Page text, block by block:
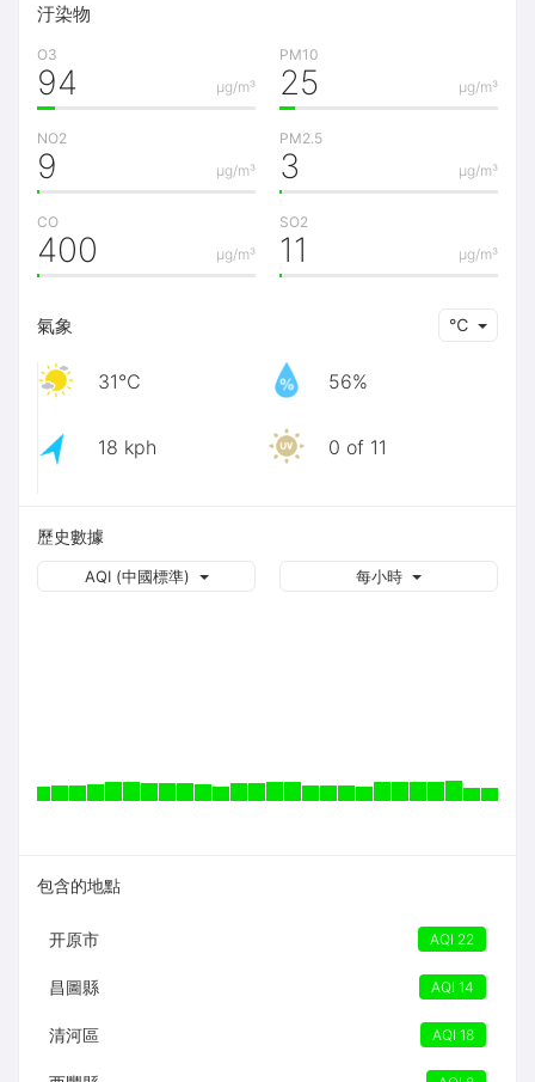
汙染物
O3
μg/m³
94
PM10
μg/m³
25
NO2
μg/m³
9
PM2.5
μg/m³
3
CO
μg/m³
400
SO2
μg/m³
11
氣象 ℃
31℃ 56%
18 kph 0 of 11
歷史數據
每小時
AQI (中國標準)
包含的地點
开原市 AQI 22
昌圖縣 AQI 14
清河區 AQI 18